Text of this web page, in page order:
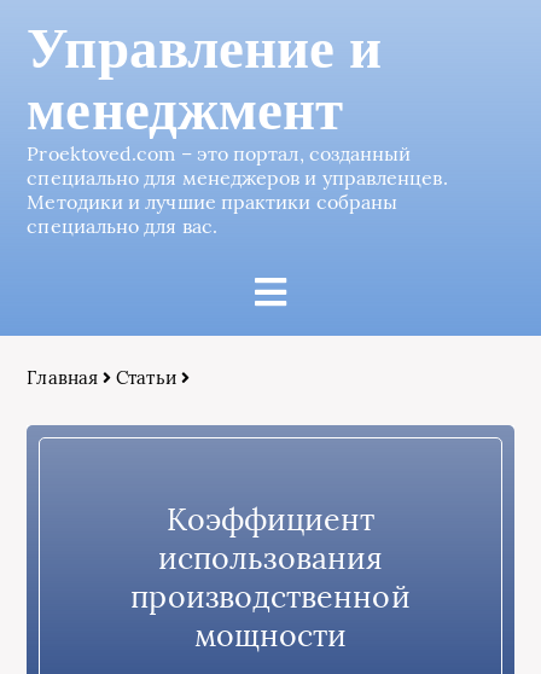
Управление и
менеджмент
Proektoved.com – это портал, созданный
специально для менеджеров и управленцев.
Методики и лучшие практики собраны
специально для вас.
Главная Статьи
Коэффициент
использования
производственной
мощности